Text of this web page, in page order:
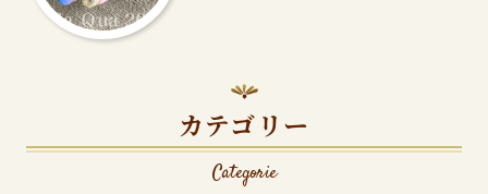
カテゴリー
Categorie